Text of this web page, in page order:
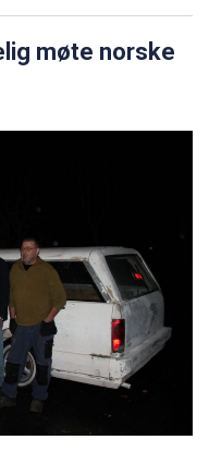
møte norske